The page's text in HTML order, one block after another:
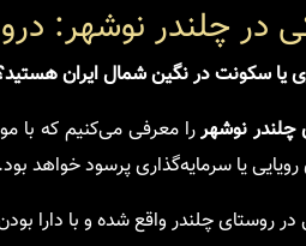
چلندر نوشهر:
یا سکونت در نگین شمال ایران
چلندر نوشهررا معرفی می‌کنیم که با
یا سرمایه‌گذاری پرسود خواهد بود.
روستای چلندر واقع شده و با دارا